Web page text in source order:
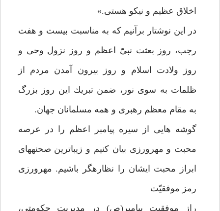
اخلاق عظيم و نيكو هستى.»
در اين نوشتار برآنيم كه به مناسبت بيست و هفت
رجب، روز بعثت نبىّ اعظم و روز نزول وحى و
روز ولادت اسلام و روز بيرون آمدن مردم از
ظلمات به سوى نور، ضمن تبريك اين روز بزرگ
به مقام معظم رهبرى و همه مسلمانان جهان.
گوشه هايى از سيره پيامبر اعظم را در عرصه
محبت و مهرورزى بيان كنيم و زيباترين صحنه‏هاى
ابراز محبت ايشان را نظاره‏گر باشيم. مهرورزى
رمز موفقيّت‏
راز موفقيت پيامبر(ص) در مديريت حكومتى،